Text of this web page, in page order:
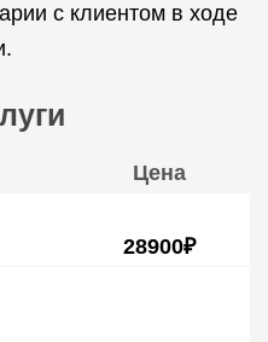
с клиентом в ходе
Цена
28900₽